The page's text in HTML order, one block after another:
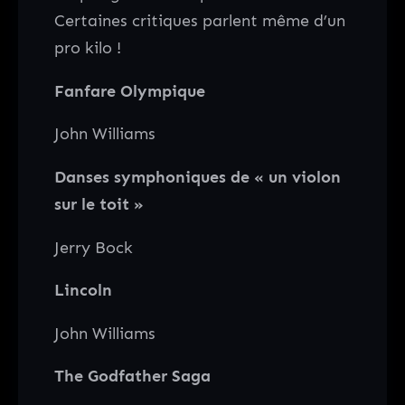
Certaines critiques parlent même d’un
pro kilo !
Fanfare Olympique
John Williams
Danses symphoniques de « un violon
sur le toit »
Jerry Bock
Lincoln
John Williams
The Godfather Saga